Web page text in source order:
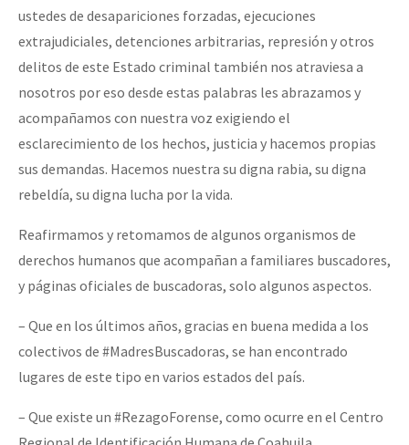
ustedes de desapariciones forzadas, ejecuciones
extrajudiciales, detenciones arbitrarias, represión y otros
delitos de este Estado criminal también nos atraviesa a
nosotros por eso desde estas palabras les abrazamos y
acompañamos con nuestra voz exigiendo el
esclarecimiento de los hechos, justicia y hacemos propias
sus demandas. Hacemos nuestra su digna rabia, su digna
rebeldía, su digna lucha por la vida.
Reafirmamos y retomamos de algunos organismos de
derechos humanos que acompañan a familiares buscadores,
y páginas oficiales de buscadoras, solo algunos aspectos.
– Que en los últimos años, gracias en buena medida a los
colectivos de #MadresBuscadoras, se han encontrado
lugares de este tipo en varios estados del país.
– Que existe un #RezagoForense, como ocurre en el Centro